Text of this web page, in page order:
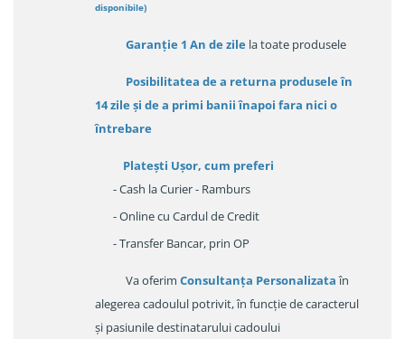
disponibile)
Garanție 1 An de zile la toate produsele
Posibilitatea de a returna produsele în
14 zileși de a primi banii înapoi fara nici o
întrebare
Platești Ușor, cum preferi
- Cash la Curier - Ramburs
- Online cu Cardul de Credit
- Transfer Bancar, prin OP
Va oferim Consultanța Personalizataîn
alegerea cadoulul potrivit, în funcție de caracterul
și pasiunile destinatarului cadoului